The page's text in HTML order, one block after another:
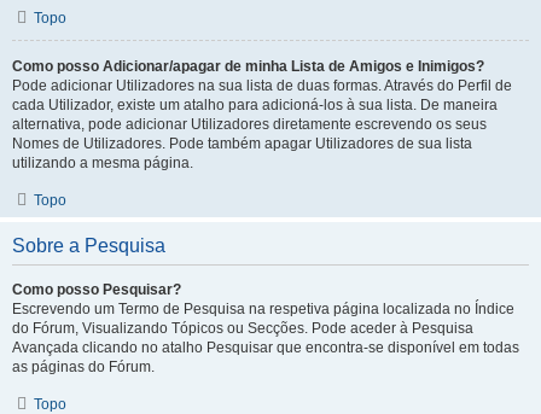
Topo
Como posso Adicionar/apagar de minha Lista de Amigos e Inimigos?
Pode adicionar Utilizadores na sua lista de duas formas. Através do Perfil de
cada Utilizador, existe um atalho para adicioná-los à sua lista. De maneira
alternativa, pode adicionar Utilizadores diretamente escrevendo os seus
Nomes de Utilizadores. Pode também apagar Utilizadores de sua lista
utilizando a mesma página.
Topo
Sobre a Pesquisa
Como posso Pesquisar?
Escrevendo um Termo de Pesquisa na respetiva página localizada no Índice
do Fórum, Visualizando Tópicos ou Secções. Pode aceder à Pesquisa
Avançada clicando no atalho Pesquisar que encontra-se disponível em todas
as páginas do Fórum.
Topo